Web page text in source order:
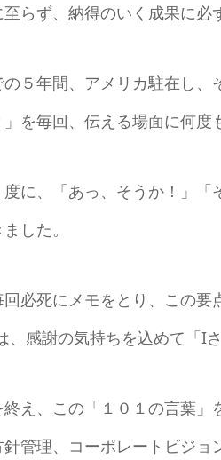
らず、納得のいく成果に必
の５年間、アメリカ駐在し
を毎回、伝える場面に何度
に、「あっ、そうか！」
した。
必死にメモをとり、この要
、感謝の気持ちを込めて「I
え、この「１０１の言葉
管理、コーポレートビジ